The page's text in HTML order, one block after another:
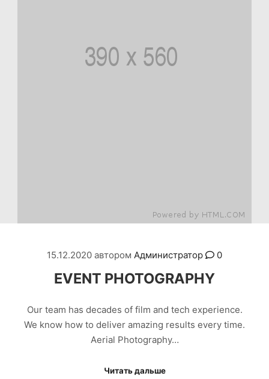
15.12.2020 автором Администратор 0
EVENT PHOTOGRAPHY
Our team has decades of film and tech experience.
We know how to deliver amazing results every time.
Aerial Photography…
Читать дальше